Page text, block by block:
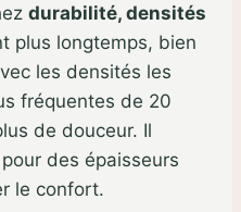
durabilité, densités
plus longtemps, bien
les densités les
fréquentes de 20
de douceur. Il
des épaisseurs
le confort.